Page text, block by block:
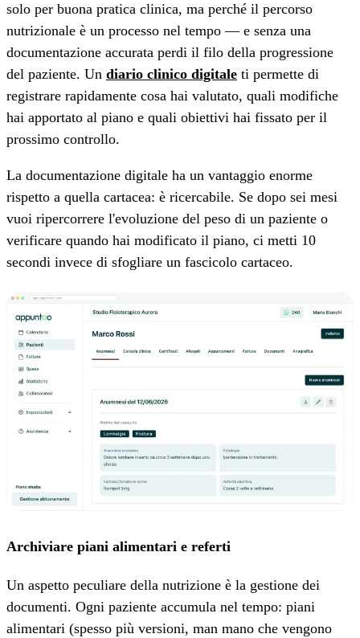
solo per buona pratica clinica, ma perché il percorso
nutrizionale è un processo nel tempo — e senza una
documentazione accurata perdi il filo della progressione
del paziente. Un diario clinico digitale ti permette di
registrare rapidamente cosa hai valutato, quali modifiche
hai apportato al piano e quali obiettivi hai fissato per il
prossimo controllo.
La documentazione digitale ha un vantaggio enorme
rispetto a quella cartacea: è ricercabile. Se dopo sei mesi
vuoi ripercorrere l'evoluzione del peso di un paziente o
verificare quando hai modificato il piano, ci metti 10
secondi invece di sfogliare un fascicolo cartaceo.
Archiviare piani alimentari e referti
Un aspetto peculiare della nutrizione è la gestione dei
documenti. Ogni paziente accumula nel tempo: piani
alimentari (spesso più versioni, man mano che vengono